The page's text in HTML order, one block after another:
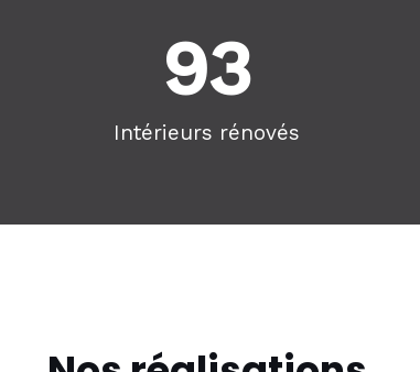
Intérieurs rénovés
93